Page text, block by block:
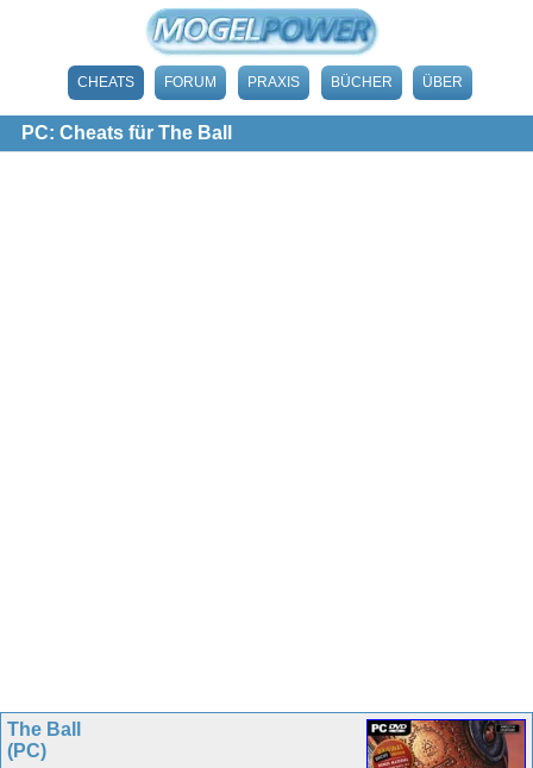
CHEATS FORUM PRAXIS BÜCHER ÜBER
PC: Cheats für The Ball
The Ball
(PC)